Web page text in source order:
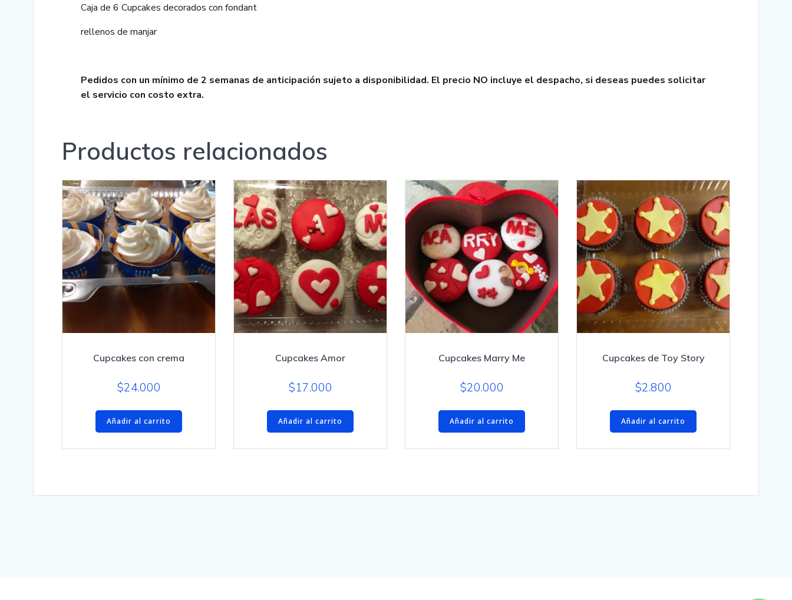
Caja de 6 Cupcakes decorados con fondant
rellenos de manjar
Pedidos con un mínimo de 2 semanas de anticipación sujeto a disponibilidad. El precio NO incluye el despacho, si deseas puedes solicitar
el servicio con costo extra.
Productos relacionados
Cupcakes con crema
$24.000
Añadir al carrito
Cupcakes Amor
$17.000
Añadir al carrito
Cupcakes Marry Me
$20.000
Añadir al carrito
Cupcakes de Toy Story
$2.800
Añadir al carrito